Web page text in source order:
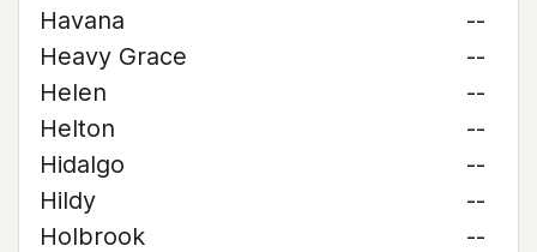
Havana
--
Heavy Grace
--
Helen
--
Helton
--
Hidalgo
--
Hildy
--
Holbrook
--